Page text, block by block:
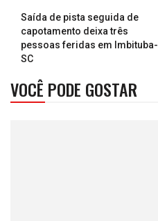
Saída de pista seguida de
capotamento deixa três
pessoas feridas em Imbituba-
SC
VOCÊ PODE GOSTAR